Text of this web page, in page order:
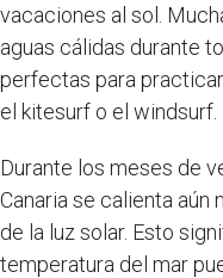
vacaciones al sol.
aguas cálidas durante
perfectas para
el kitesurf o el windsurf.
Durante los meses de
Canaria se calienta
de la luz solar. Esto
temperatura del mar